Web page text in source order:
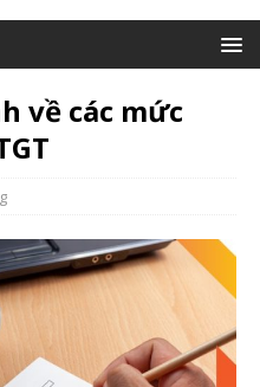
về các mức